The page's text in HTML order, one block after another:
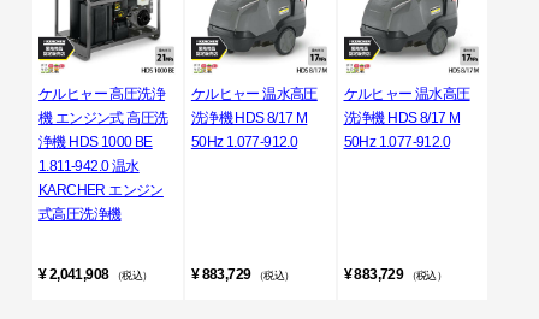
ケルヒャー 高圧洗浄
機 エンジン式 高圧洗
浄機 HDS 1000 BE
1.811-942.0 温水
KARCHER エンジン
式高圧洗浄機
¥ 2,041,908（税込）
ケルヒャー 温水高圧
洗浄機 HDS 8/17 M
50Hz 1.077-912.0
¥ 883,729（税込）
ケルヒャー 温水高圧
洗浄機 HDS 8/17 M
50Hz 1.077-912.0
¥ 883,729（税込）